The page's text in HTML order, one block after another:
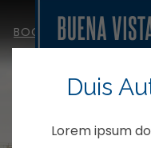
BOOK NOW
Duis
Lorem ipsum